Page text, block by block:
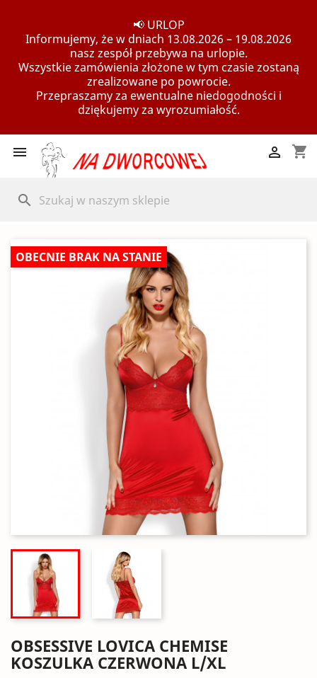
📢 URLOP
Informujemy, że w dniach 13.08.2026 – 19.08.2026
nasz zespół przebywa na urlopie.
Wszystkie zamówienia złożone w tym czasie zostaną
zrealizowane po powrocie.
Przepraszamy za ewentualne niedogodności i
dziękujemy za wyrozumiałość.
 shopping_cart

search
OBECNIE BRAK NA STANIE
OBSESSIVE LOVICA CHEMISE
KOSZULKA CZERWONA L/XL